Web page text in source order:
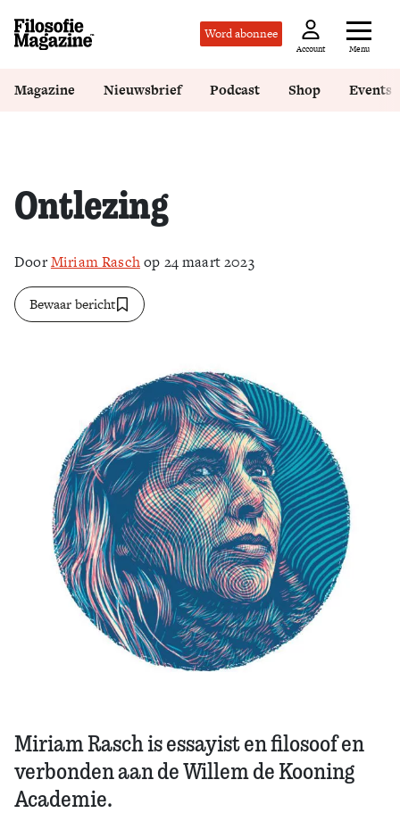
Word abonnee
Account Menu
Zoek
Magazine Nieuwsbrief Podcast Shop Events
Ontlezing
DoorMiriam Raschop 24 maart 2023
Bewaar bericht
Miriam Rasch is essayist en filosoof en
verbonden aan de Willem de Kooning
Academie.